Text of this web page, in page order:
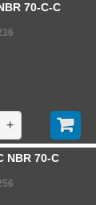
70-C-C
+
NBR 70-C